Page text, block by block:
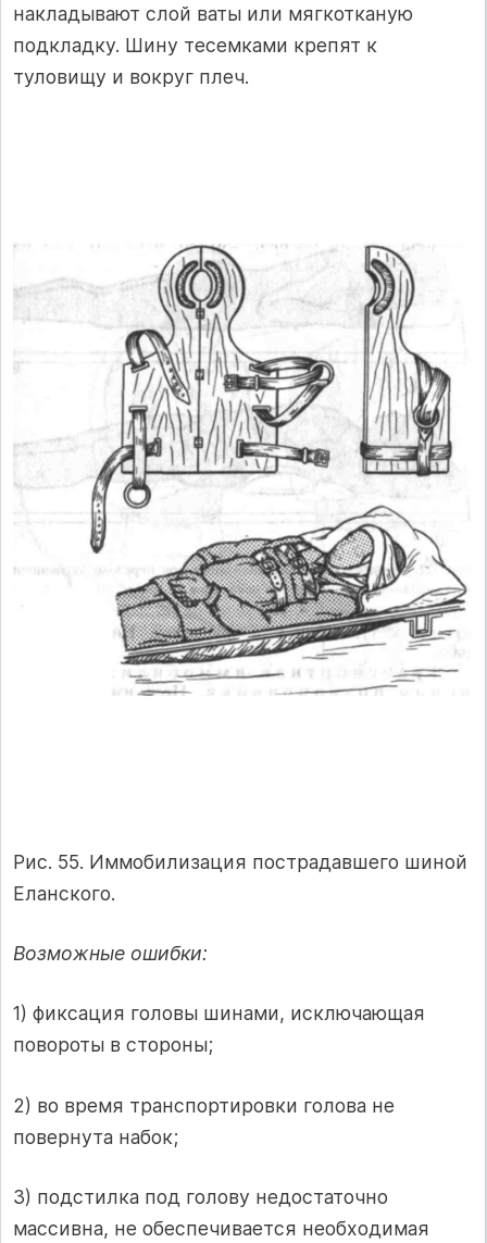
накладывают слой ваты или мягкотканую
подкладку. Шину тесемками крепят к
туловищу и вокруг плеч.
Рис. 55. Иммобилизация пострадавшего шиной
Еланского.
Возможные ошибки:
1) фиксация головы шинами, исключающая
повороты в стороны;
2) во время транспортировки голова не
повернута набок;
3) подстилка под голову недостаточно
массивна, не обеспечивает­ся необходимая